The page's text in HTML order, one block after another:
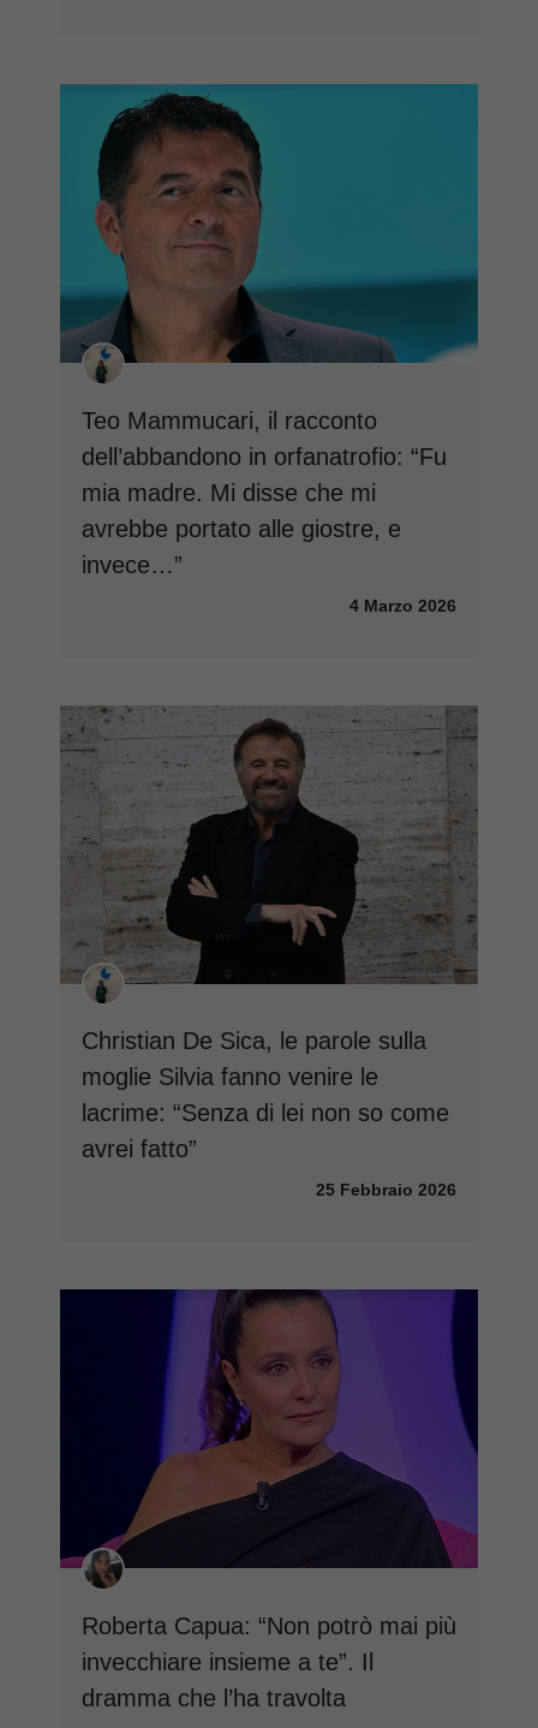
Teo Mammucari, il racconto
dell’abbandono in orfanatrofio: “Fu
mia madre. Mi disse che mi
avrebbe portato alle giostre, e
invece…”
4 Marzo 2026
Christian De Sica, le parole sulla
moglie Silvia fanno venire le
lacrime: “Senza di lei non so come
avrei fatto”
25 Febbraio 2026
Roberta Capua: “Non potrò mai più
invecchiare insieme a te”. Il
dramma che l’ha travolta